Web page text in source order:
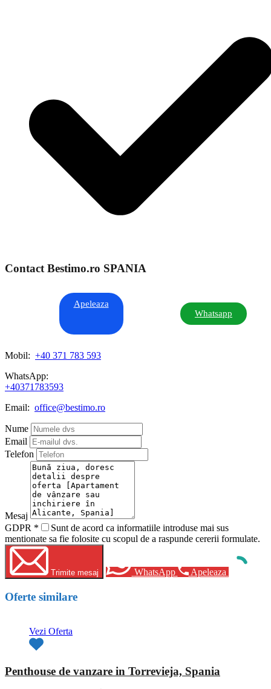
Contact Bestimo.ro SPANIA
Apeleaza
Whatsapp
Mobil: +40 371 783 593
WhatsApp:
+40371783593
Email: office@bestimo.ro
Nume
Email
Telefon
Mesaj
GDPR *
Sunt de acord ca informatiile introduse mai sus
mentionate sa fie folosite cu scopul de a raspunde cererii formulate.
Trimite mesaj WhatsApp Apeleaza
Oferte similare
Vezi Oferta
Penthouse de vanzare in Torrevieja, Spania